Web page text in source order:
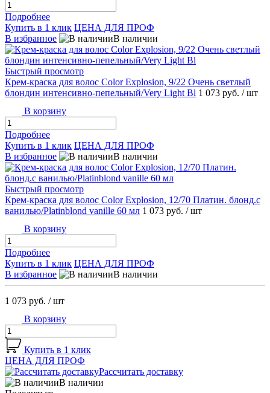
Подробнее
Купить в 1 клик ЦЕНА ДЛЯ ПРОФ
В избранное
В наличии
Быстрый просмотр
Крем-краска для волос Color Explosion, 9/22 Очень светлый
блондин интенсивно-пепельный/Very Light Bl 1 073 руб. / шт
В корзину
Подробнее
Купить в 1 клик ЦЕНА ДЛЯ ПРОФ
В избранное
В наличии
Быстрый просмотр
Крем-краска для волос Color Explosion, 12/70 Платин. блонд.с
ванилью/Platinblond vanille 60 мл 1 073 руб. / шт
В корзину
Подробнее
Купить в 1 клик ЦЕНА ДЛЯ ПРОФ
В избранное
В наличии
1 073 руб. / шт
В корзину
Купить в 1 клик
ЦЕНА ДЛЯ ПРОФ
Рассчитать доставку
В наличии